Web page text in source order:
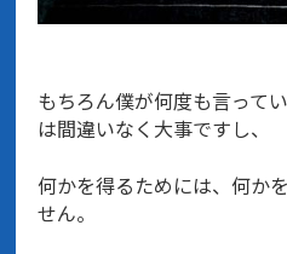
もちろん僕が何度も言って
は間違いなく大事ですし、
何かを得るためには、何か
せん。